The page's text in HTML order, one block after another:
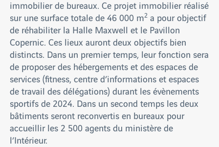
immobilier de bureaux. Ce projet immobilier réalisé
sur une surface totale de 46 000 m2 a pour objectif
de réhabiliter la Halle Maxwell et le Pavillon
Copernic. Ces lieux auront deux objectifs bien
distincts. Dans un premier temps, leur fonction sera
de proposer des hébergements et des espaces de
services (fitness, centre d’informations et espaces
de travail des délégations) durant les évènements
sportifs de 2024. Dans un second temps les deux
bâtiments seront reconvertis en bureaux pour
accueillir les 2 500 agents du ministère de
l’Intérieur.